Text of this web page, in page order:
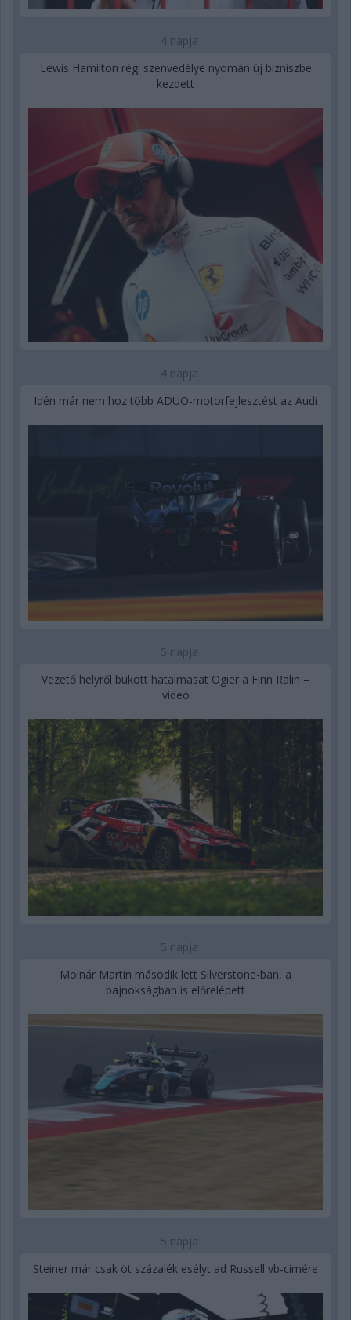
4 napja
Lewis Hamilton régi szenvedélye nyomán új bizniszbe
kezdett
4 napja
Idén már nem hoz több ADUO-motorfejlesztést az Audi
5 napja
Vezető helyről bukott hatalmasat Ogier a Finn Ralin –
videó
5 napja
Molnár Martin második lett Silverstone-ban, a
bajnokságban is előrelépett
5 napja
Steiner már csak öt százalék esélyt ad Russell vb-címére